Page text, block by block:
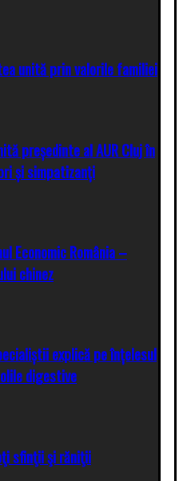
unită prin valorile familiei
președinte al AUR Cluj în
și simpatizanți
Economic România –
chinez
explică pe înțelesul
digestive
sfinţii şi răniţii